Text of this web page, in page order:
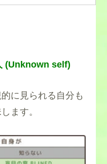
(Unknown self)
に見られる自分も
ます。